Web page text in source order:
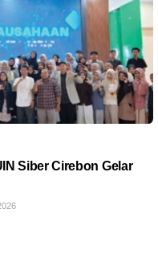
Siber Cirebon Gelar